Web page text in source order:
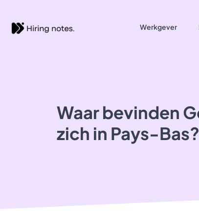
Werkgever
Waar bevinden
zich in Pays-Bas?